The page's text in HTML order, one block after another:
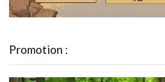
Promotion :